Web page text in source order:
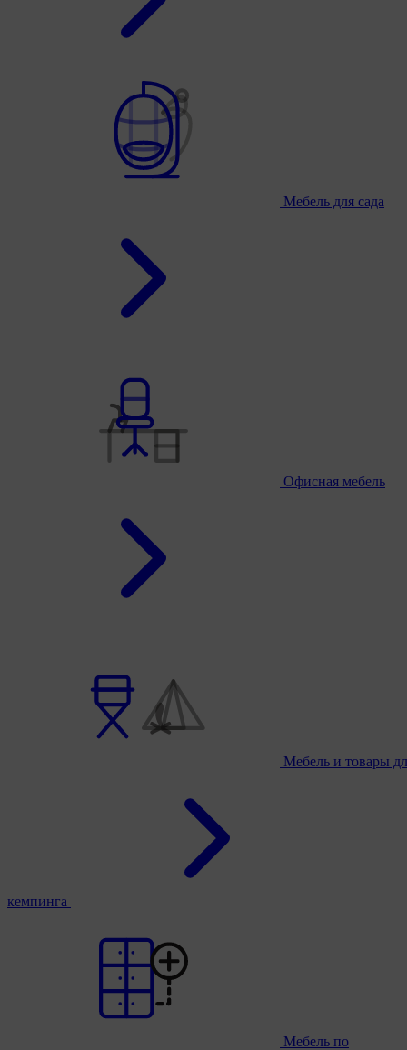
Мебель для сада
Офисная мебель
Мебель и товары
кемпинга
Мебель по